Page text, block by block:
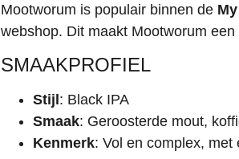
Mootworum is populair binnen de
webshop. Dit maakt Mootworum
SMAAKPROFIEL
Stijl: Black IPA
Smaak: Geroosterde mout,
Kenmerk: Vol en complex,